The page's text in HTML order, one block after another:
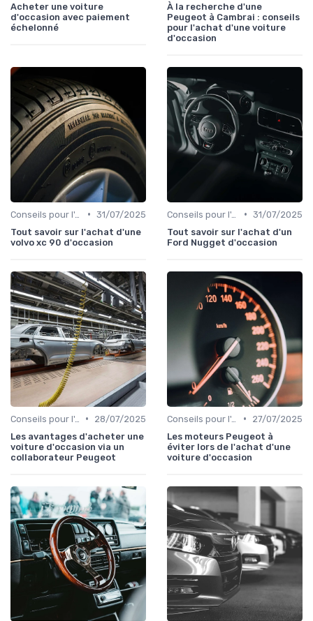
Acheter une voiture
d'occasion avec paiement
échelonné
À la recherche d'une
Peugeot à Cambrai : conseils
pour l'achat d'une voiture
d'occasion
• 31/07/2025
Tout savoir sur l'achat d'une
volvo xc 90 d'occasion
• 31/07/2025
Tout savoir sur l'achat d'un
Ford Nugget d'occasion
•
28/07/2025
Les avantages d'acheter une
voiture d'occasion via un
collaborateur Peugeot
•
27/07/2025
Les moteurs Peugeot à
éviter lors de l'achat d'une
voiture d'occasion